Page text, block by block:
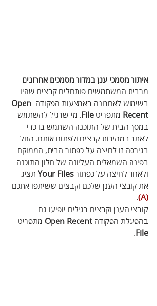
איתור מסמכי ענן במדור מסמכים אחרונים
מרבית המשתמשים פותחלים קבצים שהיו
בשימוש לאחרונה באמצעות הפקודה Open
Recent מתפריט File. מי שרגיל להשתמש
במסך הבית של התוכנה השתמש בו כדי
לאתר במהירות קבצים ולפתוח אותם. החל
בגירסה זו לחיצה על כפתור הבית, הממוקם
בפינה השמאלית העליונה של חלון התוכנה
ולאחר לחיצה על כפתור Your Files תציג
את קובצי הענן שלכם וקבצים ששיתפו אתכם
(A)
.
קובצי הענן וקבצים רגילים יופיעו גם
בהפעלת הפקודה Open Recent מתפריט
File
.